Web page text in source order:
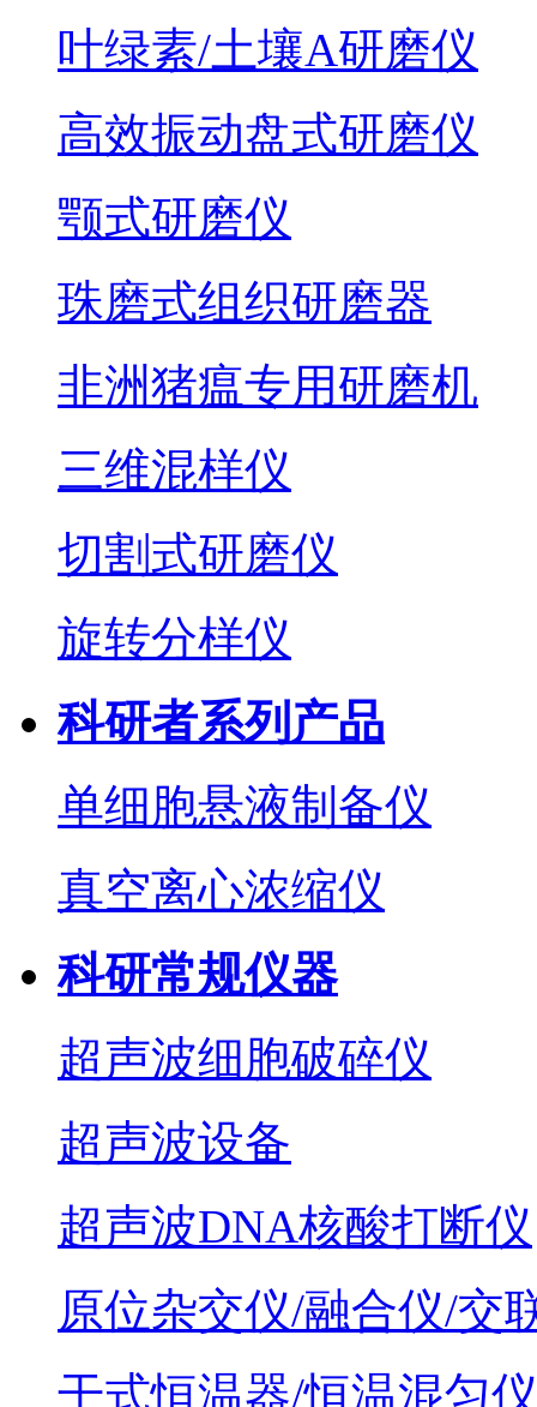
叶绿素/土壤A研磨仪
高效振动盘式研磨仪
颚式研磨仪
珠磨式组织研磨器
非洲猪瘟专用研磨机
三维混样仪
切割式研磨仪
旋转分样仪
科研者系列产品
单细胞悬液制备仪
真空离心浓缩仪
科研常规仪器
超声波细胞破碎仪
超声波设备
超声波DNA核酸打断仪
原位杂交仪/融合仪/交
干式恒温器/恒温混匀仪